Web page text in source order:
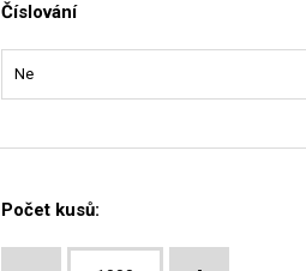
Číslování
Počet kusů: